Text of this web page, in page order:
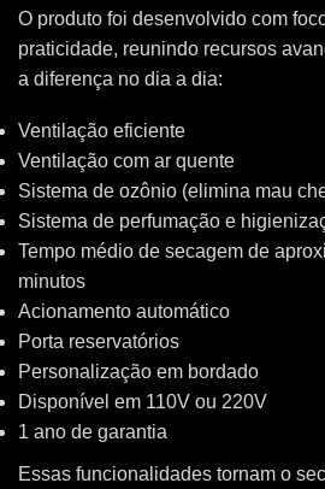
O produto foi desenvolvido com
praticidade, reunindo recursos
a diferença no dia a dia:
Ventilação eficiente
Ventilação com ar quente
Sistema de ozônio (elimina mau
Sistema de perfumação e
Tempo médio de secagem de
minutos
Acionamento automático
Porta reservatórios
Personalização em bordado
Disponível em 110V ou 220V
1 ano de garantia
Essas funcionalidades tornam o